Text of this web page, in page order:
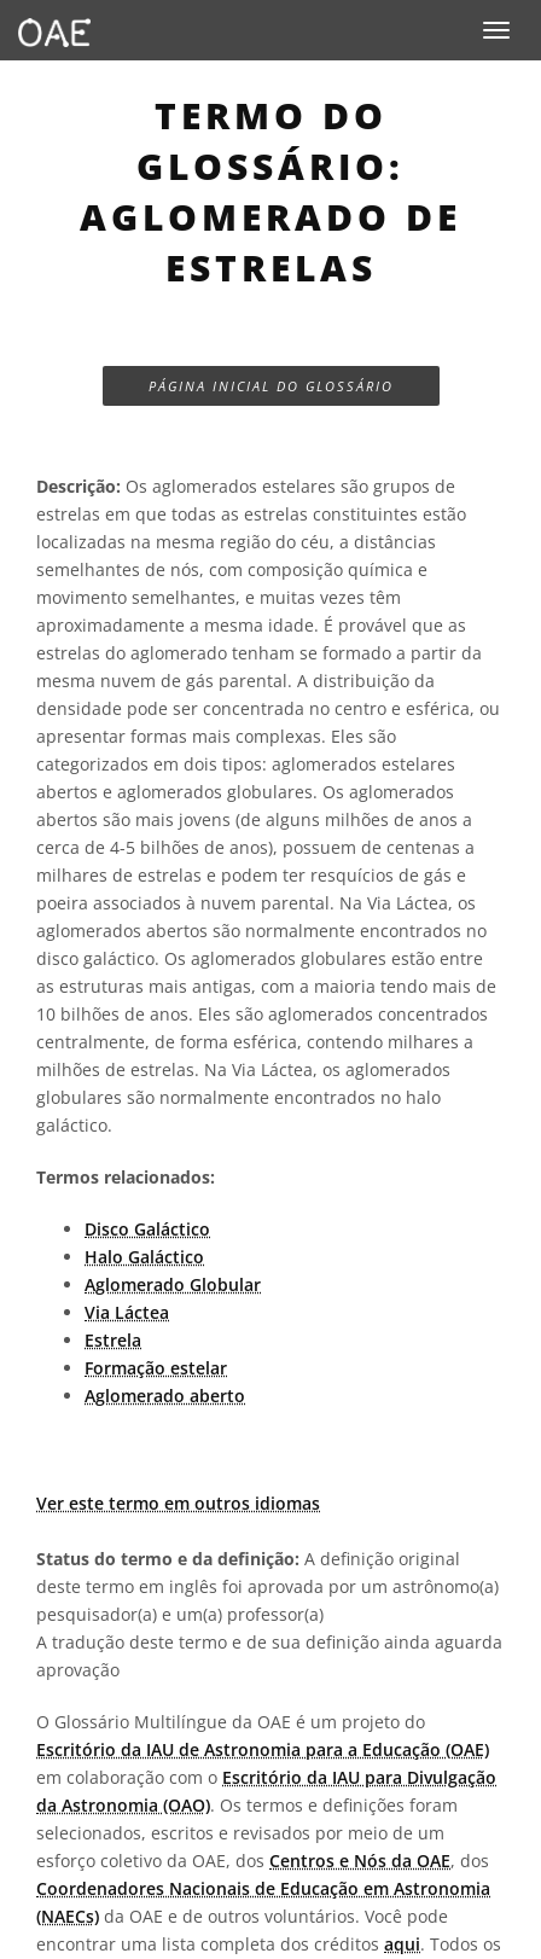
Toggle
TERMO DO
GLOSSÁRIO:
AGLOMERADO DE
ESTRELAS
PÁGINA INICIAL DO GLOSSÁRIO
Descrição: Os aglomerados estelares são grupos de
estrelas em que todas as estrelas constituintes estão
localizadas na mesma região do céu, a distâncias
semelhantes de nós, com composição química e
movimento semelhantes, e muitas vezes têm
aproximadamente a mesma idade. É provável que as
estrelas do aglomerado tenham se formado a partir da
mesma nuvem de gás parental. A distribuição da
densidade pode ser concentrada no centro e esférica, ou
apresentar formas mais complexas. Eles são
categorizados em dois tipos: aglomerados estelares
abertos e aglomerados globulares. Os aglomerados
abertos são mais jovens (de alguns milhões de anos a
cerca de 4-5 bilhões de anos), possuem de centenas a
milhares de estrelas e podem ter resquícios de gás e
poeira associados à nuvem parental. Na Via Láctea, os
aglomerados abertos são normalmente encontrados no
disco galáctico. Os aglomerados globulares estão entre
as estruturas mais antigas, com a maioria tendo mais de
10 bilhões de anos. Eles são aglomerados concentrados
centralmente, de forma esférica, contendo milhares a
milhões de estrelas. Na Via Láctea, os aglomerados
globulares são normalmente encontrados no halo
galáctico.
Termos relacionados:
Disco Galáctico
Halo Galáctico
Aglomerado Globular
Via Láctea
Estrela
Formação estelar
Aglomerado aberto
Ver este termo em outros idiomas
Status do termo e da definição: A definição original
deste termo em inglês foi aprovada por um astrônomo(a)
pesquisador(a) e um(a) professor(a)
A tradução deste termo e de sua definição ainda aguarda
aprovação
O Glossário Multilíngue da OAE é um projeto do
Escritório da IAU de Astronomia para a Educação (OAE)
em colaboração com o Escritório da IAU para Divulgação
da Astronomia (OAO). Os termos e definições foram
selecionados, escritos e revisados por meio de um
esforço coletivo da OAE, dos Centros e Nós da OAE, dos
Coordenadores Nacionais de Educação em Astronomia
(NAECs) da OAE e de outros voluntários. Você pode
encontrar uma lista completa dos créditos aqui. Todos os